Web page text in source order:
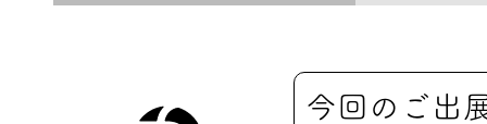
今回のご出